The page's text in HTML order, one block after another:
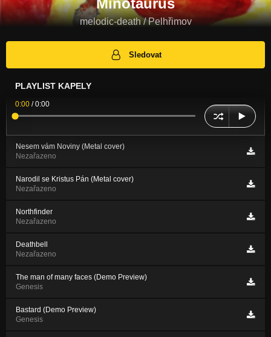
Minotaurus
melodic-death / Pelhřimov
Sledovat
PLAYLIST KAPELY
0:00 /0:00
Nesem vám Noviny (Metal cover)
Nezařazeno
Narodil se Kristus Pán (Metal cover)
Nezařazeno
Northfinder
Nezařazeno
Deathbell
Nezařazeno
The man of many faces (Demo Preview)
Genesis
Bastard (Demo Preview)
Genesis